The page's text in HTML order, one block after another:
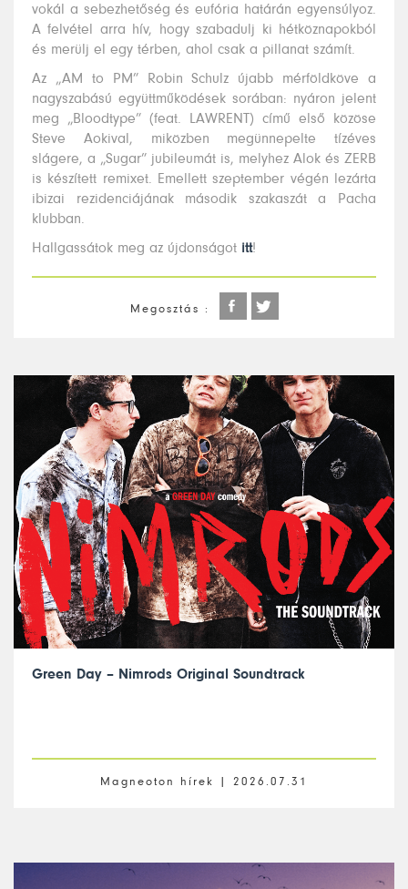
vokál a sebezhetőség és eufória határán egyensúlyoz.
A felvétel arra hív, hogy szabadulj ki hétköznapokból
és merülj el egy térben, ahol csak a pillanat számít.
Az „AM to PM” Robin Schulz újabb mérföldköve a
nagyszabású együttműködések sorában: nyáron jelent
meg „Bloodtype” (feat. LAWRENT) című első közöse
Steve Aokival, miközben megünnepelte tízéves
slágere, a „Sugar” jubileumát is, melyhez Alok és ZERB
is készített remixet. Emellett szeptember végén lezárta
ibizai rezidenciájának második szakaszát a Pacha
klubban.
Hallgassátok meg az újdonságot itt!
Megosztás :
Green Day – Nimrods Original Soundtrack
Magneoton hírek | 2026.07.31